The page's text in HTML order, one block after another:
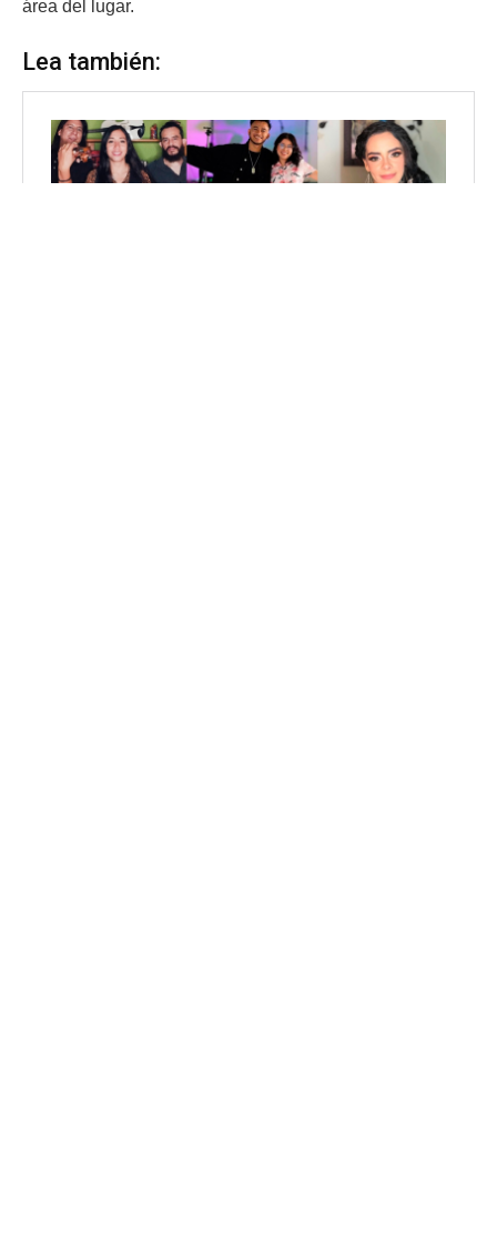
área del lugar.
Lea también: